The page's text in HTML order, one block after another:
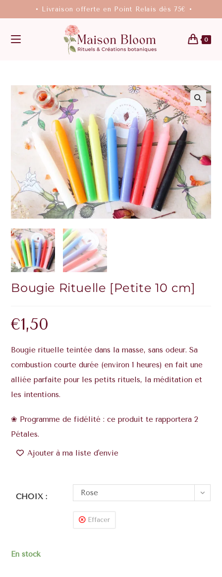
• Livraison offerte en Point Relais dès 75€ •
0
Bougie Rituelle [Petite 10 cm]
€1,50
Bougie rituelle teintée dans la masse, sans odeur. Sa
combustion courte durée (environ 1 heures) en fait une
alliée parfaite pour les petits rituels, la méditation et
les intentions.
❀ Programme de fidélité : ce produit te rapportera 2
Pétales.
Ajouter à ma liste d'envie
CHOIX : Rose
Effacer
En stock